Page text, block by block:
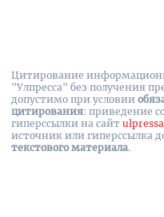
Цитирование
"Улпресса" без получения
допустимо при условии
цитирования: приведение
гиперссылки на cайт
источник или гиперссылка
текстового материала.